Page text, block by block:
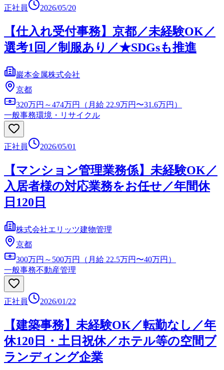
正社員 2026/05/20
【仕入れ受付事務】京都／未経験OK／
選考1回／制服あり／★SDGsも推進
巖本金属株式会社
京都
320万円～474万円（月給 22.9万円〜31.6万円）
一般事務環境・リサイクル
正社員 2026/05/01
【マンション管理業務係】未経験OK／
入居者様の対応業務をお任せ／年間休
日120日
株式会社エリッツ建物管理
京都
300万円～500万円（月給 22.5万円〜40万円）
一般事務不動産管理
正社員 2026/01/22
【建築事務】未経験OK／転勤なし／年
休120日・土日祝休／ホテル等の空間ブ
ランディング企業